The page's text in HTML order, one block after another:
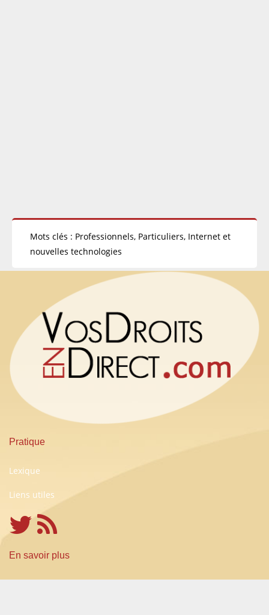
Mots clés : Professionnels, Particuliers, Internet et
nouvelles technologies
Pratique
Lexique
Liens utiles
En savoir plus